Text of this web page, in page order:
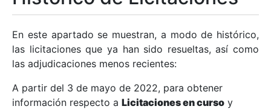
Mostrar/Ocultar
Mostrar/Ocultar
En este apartado se muestran, a modo de histórico,
las licitaciones que ya han sido resueltas, así como
las adjudicaciones menos recientes:
A partir del 3 de mayo de 2022, para obtener
información respecto a Licitaciones en curso y